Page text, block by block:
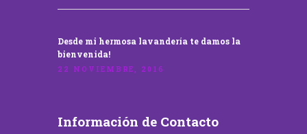
Desde mi hermosa lavandería te damos la
bienvenida!
22 NOVIEMBRE, 2016
Información de Contacto